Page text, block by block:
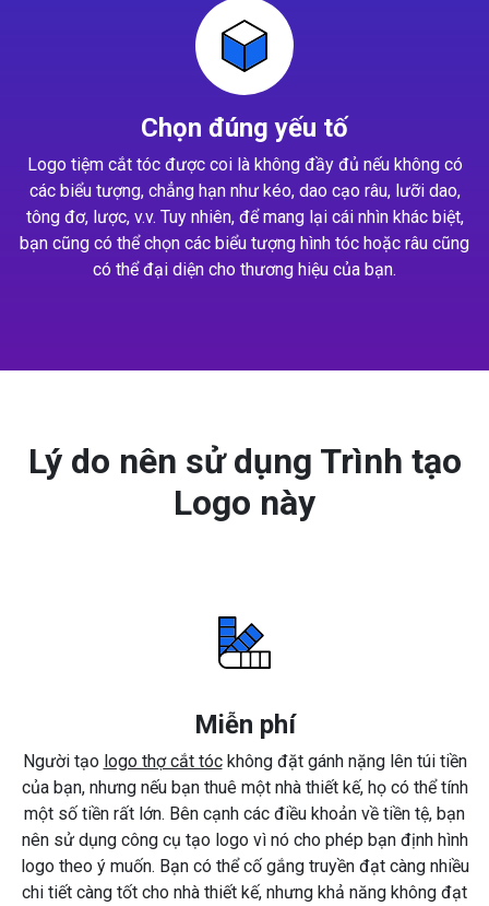
Chọn đúng yếu tố
Logo tiệm cắt tóc được coi là không đầy đủ nếu không có
các biểu tượng, chẳng hạn như kéo, dao cạo râu, lưỡi dao,
tông đơ, lược, v.v. Tuy nhiên, để mang lại cái nhìn khác biệt,
bạn cũng có thể chọn các biểu tượng hình tóc hoặc râu cũng
có thể đại diện cho thương hiệu của bạn.
Lý do nên sử dụng Trình tạo
Logo này
Miễn phí
Người tạo logo thợ cắt tóckhông đặt gánh nặng lên túi tiền
của bạn, nhưng nếu bạn thuê một nhà thiết kế, họ có thể tính
một số tiền rất lớn. Bên cạnh các điều khoản về tiền tệ, bạn
nên sử dụng công cụ tạo logo vì nó cho phép bạn định hình
logo theo ý muốn. Bạn có thể cố gắng truyền đạt càng nhiều
chi tiết càng tốt cho nhà thiết kế, nhưng khả năng không đạt